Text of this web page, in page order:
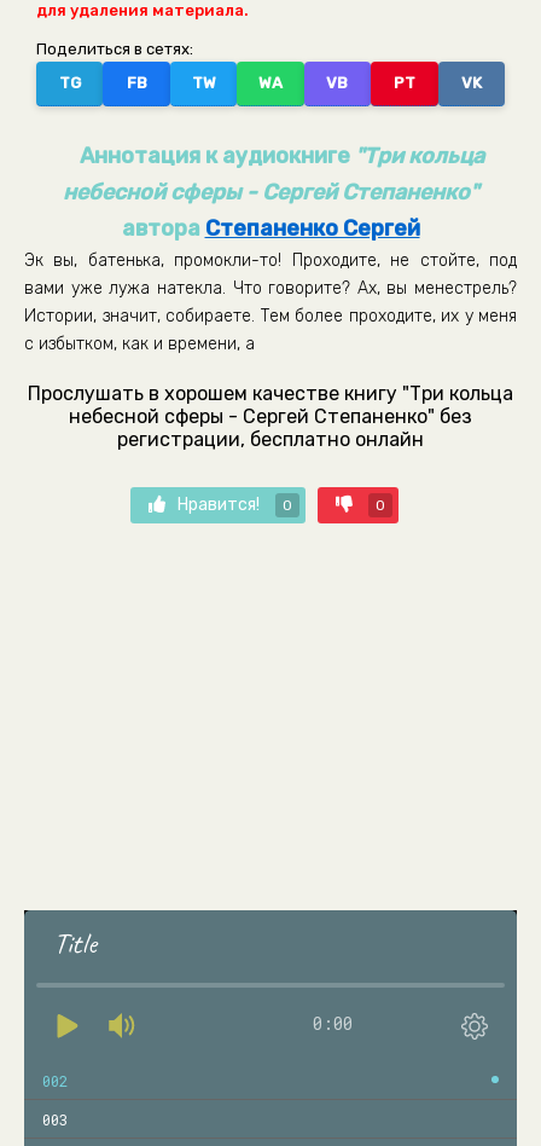
для удаления материала.
Поделиться в сетях:
TG
FB TW WA VB PT VK
Аннотация к аудиокниге "Три кольца
небесной сферы - Сергей Степаненко"
автора Степаненко Сергей
Эк вы, батенька, промокли-то! Проходите, не стойте, под
вами уже лужа натекла. Что говорите? Ах, вы менестрель?
Истории, значит, собираете. Тем более проходите, их у меня
с избытком, как и времени, а
Прослушать в хорошем качестве книгу "Три кольца
небесной сферы - Сергей Степаненко" без
регистрации, бесплатно онлайн
Нравится! 0 0
Title
0:00
002
003